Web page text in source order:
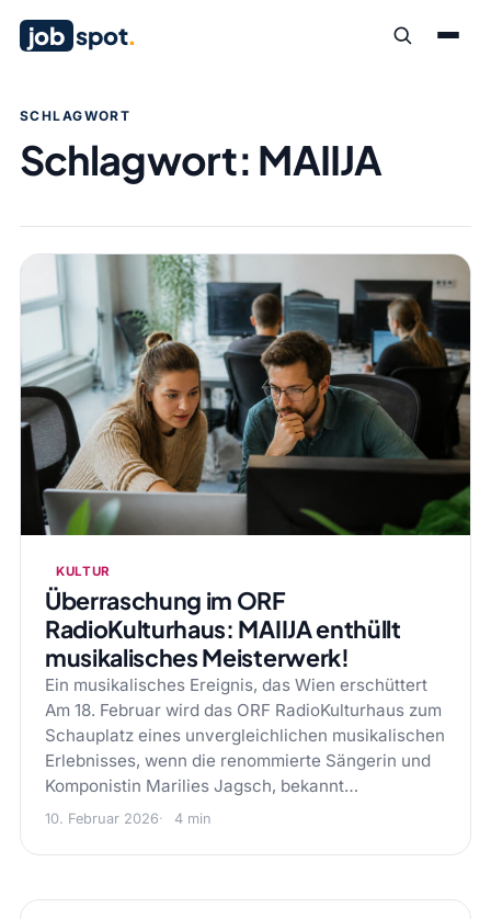
job spot.
SCHLAGWORT
Schlagwort: MAIIJA
KULTUR
Überraschung im ORF
RadioKulturhaus: MAIIJA enthüllt
musikalisches Meisterwerk!
Ein musikalisches Ereignis, das Wien erschüttert
Am 18. Februar wird das ORF RadioKulturhaus zum
Schauplatz eines unvergleichlichen musikalischen
Erlebnisses, wenn die renommierte Sängerin und
Komponistin Marilies Jagsch, bekannt…
10. Februar 2026 4 min